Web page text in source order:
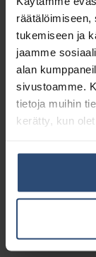
räätälöimiseen,
tukemiseen ja
jaamme
alan
sivustoamme.
tietoja muihin
kerätty, kun
Kuvaus
Lisätiedot
Tork
2500
ja
sopii